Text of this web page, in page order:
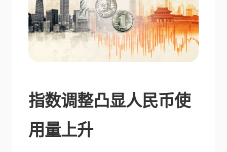
指数调整凸显人民币使
用量上升